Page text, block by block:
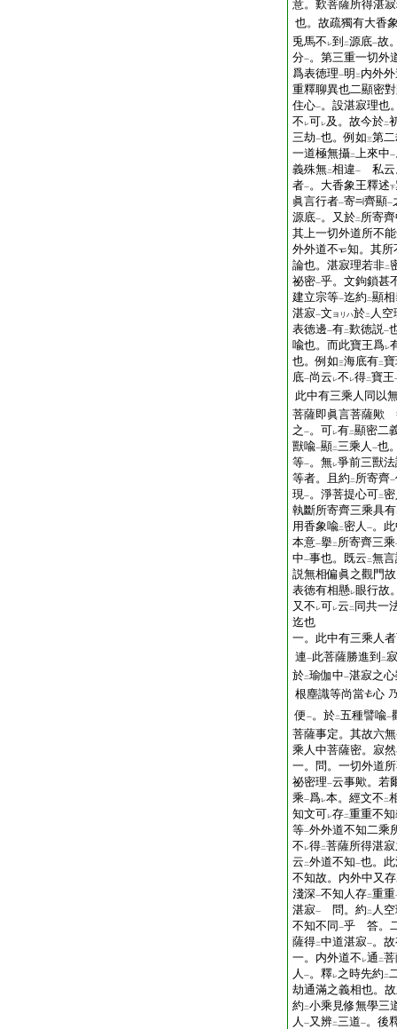
意。歎菩薩所得湛
也。故疏獨有大香
兎馬不 レ到 二源底一故
分一。第三重一切外
爲表徳理一明 二 内外
重釋聊異也二顯密
住心一。設湛寂理也
不 レ可レ及。故今於二
三劫一也。例如三第
一道極無攝二上來中一
義殊無二相違一
私云
者一。大香象王釋述下
眞言行者一寄 齊顯一
源底一。又於二 所寄
其上一切外道所不
外外道不
知。其所
論也。湛寂理若非二
祕密一乎。文鉤鎖甚
建立宗等一迄約 二顯
湛寂一文 ヨリハ於二 人空
表徳邊一有二歎徳説一
喩也。而此寶王爲レ
也。例如三海底有二
底一尚云 レ不 レ得二寶王
此中有三乘人同以
菩薩即眞言菩薩歟
之 一。可レ有二顯密二
獸喩一顯二三乘人 一也
等一。無レ爭前三獸
等者。且約 二 所寄齊一
現一。淨菩提心可二
執斷所寄齊三乘具有
用香象喩二密人 一。
本意一擧二 所寄齊三乘
中一事也。既云 二無
説無相偏眞之觀門
表徳有相懸レ眼行故
又不 レ可レ云 二 同共一
迄也
一。此中有三乘人
連一此菩薩勝進到 二
於二瑜伽中一湛寂之
根塵識等尚當
心
便 一。於二五種譬喩一
菩薩事定。其故六
乘人中菩薩密。寂
一。問。一切外道
祕密理一云事歟。若
乘一爲レ本。經文不 二
知文可レ存二重重不
等一外外道不知二乘
不 レ得二菩薩所得湛
云 二外道不知一也。
不知故。内外中又存
淺深一不知人存二重重
湛寂一 問。約 二 人
不知不同 一乎 答。
薩得二中道湛寂一。
一。内外道不 レ通 二
人 一。釋レ之時先約 二
劫通滿之義相也。
約 二小乘見修無學三
人 一又辨二三道一。後